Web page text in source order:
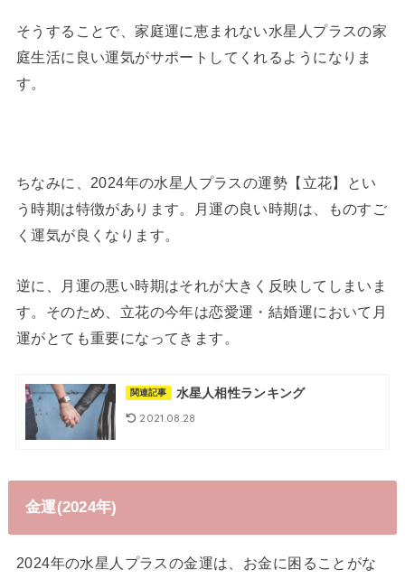
そうすることで、家庭運に恵まれない水星人プラスの家
庭生活に良い運気がサポートしてくれるようになりま
す。
ちなみに、2024年の水星人プラスの運勢【立花】とい
う時期は特徴があります。月運の良い時期は、ものすご
く運気が良くなります。
逆に、月運の悪い時期はそれが大きく反映してしまいま
す。そのため、立花の今年は恋愛運・結婚運において月
運がとても重要になってきます。
関連記事 水星人相性ランキング
2021.08.28
金運(2024年)
2024年の水星人プラスの金運は、お金に困ることがな